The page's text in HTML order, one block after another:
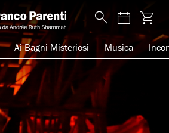
Ai Bagni Misteriosi Musica